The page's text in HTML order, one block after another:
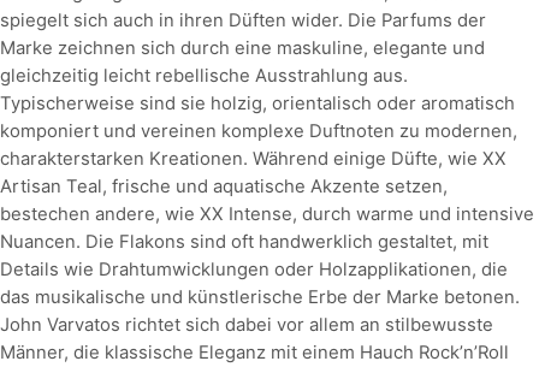
spiegelt sich auch in ihren Düften wider. Die Parfums der
Marke zeichnen sich durch eine maskuline, elegante und
gleichzeitig leicht rebellische Ausstrahlung aus.
Typischerweise sind sie holzig, orientalisch oder aromatisch
komponiert und vereinen komplexe Duftnoten zu modernen,
charakterstarken Kreationen. Während einige Düfte, wie XX
Artisan Teal, frische und aquatische Akzente setzen,
bestechen andere, wie XX Intense, durch warme und intensive
Nuancen. Die Flakons sind oft handwerklich gestaltet, mit
Details wie Drahtumwicklungen oder Holzapplikationen, die
das musikalische und künstlerische Erbe der Marke betonen.
John Varvatos richtet sich dabei vor allem an stilbewusste
Männer, die klassische Eleganz mit einem Hauch Rock’n’Roll